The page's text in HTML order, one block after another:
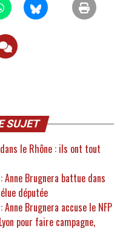
SUJET
le Rhône : ils ont tout
Anne Brugnera battue dans
députée
Brugnera accuse le NFP
pour faire campagne,